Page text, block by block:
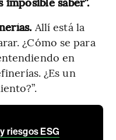
Allí está la
¿Cómo se para
en
¿Es un
riesgos ESG